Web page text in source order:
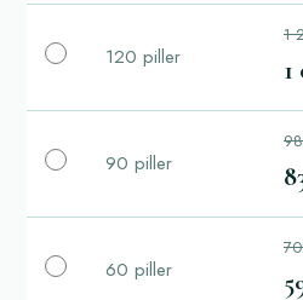
120 piller
1
1
90 piller
60 piller